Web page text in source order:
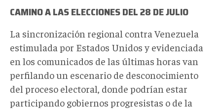
CAMINO A LAS ELECCIONES DEL 28 DE JULIO
La sincronización regional contra Venezuela
estimulada por Estados Unidos y evidenciada
en los comunicados de las últimas horas van
perfilando un escenario de desconocimiento
del proceso electoral, donde podrían estar
participando gobiernos progresistas o de la